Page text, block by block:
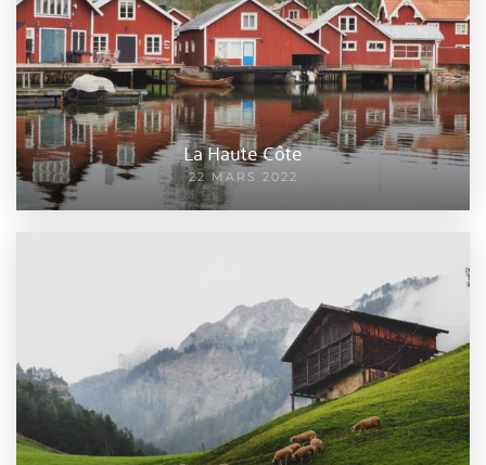
La Haute Côte
22 MARS 2022